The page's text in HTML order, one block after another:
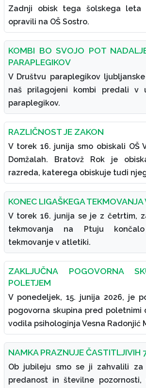
Zadnji obisk tega šolskega leta
opravili na OŠ Sostro.
KOMBI BO SVOJO POT
PARAPLEGIKOV
V Društvu paraplegikov
naš prilagojeni kombi predali v
paraplegikov.
RAZLIČNOST JE ZAKON
V torek 16. junija smo obiskali OŠ
Domžalah. Bratovž Rok je
razreda, katerega obiskuje tudi
KONEC LIGAŠKEGA TEKMOVANJA
V torek 16. junija se je z četrtim,
tekmovanja na Ptuju
tekmovanje v atletiki.
ZAKLJUČNA POGOVORNA
POLETJEM
V ponedeljek, 15. junija 2026, je
pogovorna skupina pred poletnimi
vodila psihologinja Vesna Radonjić
NAMKA PRAZNUJE ČASTITLJIVIH
Ob jubileju smo se ji zahvalili za
predanost in številne pozornosti,